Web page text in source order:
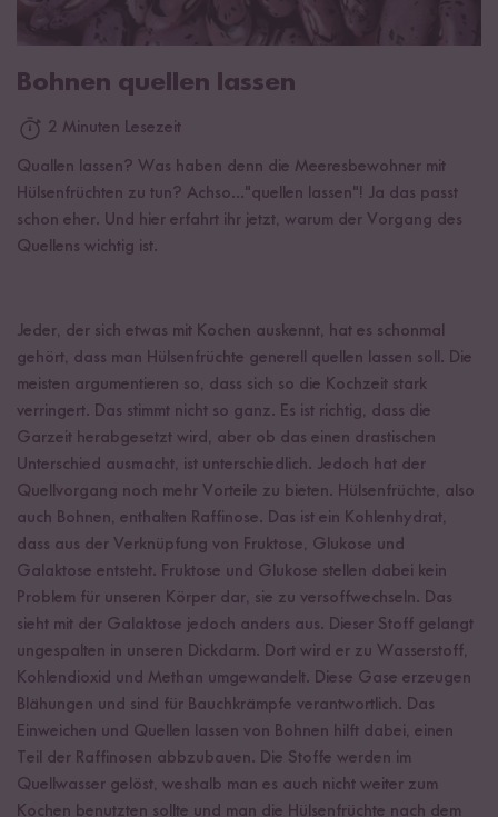
Bohnen quellen lassen
2 Minuten Lesezeit
Quallen lassen? Was haben denn die Meeresbewohner mit
Hülsenfrüchten zu tun? Achso..."quellen lassen"! Ja das passt
schon eher. Und hier erfahrt ihr jetzt, warum der Vorgang des
Quellens wichtig ist.
Jeder, der sich etwas mit Kochen auskennt, hat es schonmal
gehört, dass man Hülsenfrüchte generell quellen lassen soll. Die
meisten argumentieren so, dass sich so die Kochzeit stark
verringert. Das stimmt nicht so ganz. Es ist richtig, dass die
Garzeit herabgesetzt wird, aber ob das einen drastischen
Unterschied ausmacht, ist unterschiedlich. Jedoch hat der
Quellvorgang noch mehr Vorteile zu bieten. Hülsenfrüchte, also
auch Bohnen, enthalten Raffinose. Das ist ein Kohlenhydrat,
dass aus der Verknüpfung von Fruktose, Glukose und
Galaktose entsteht. Fruktose und Glukose stellen dabei kein
Problem für unseren Körper dar, sie zu versoffwechseln. Das
sieht mit der Galaktose jedoch anders aus. Dieser Stoff gelangt
ungespalten in unseren Dickdarm. Dort wird er zu Wasserstoff,
Kohlendioxid und Methan umgewandelt. Diese Gase erzeugen
Blähungen und sind für Bauchkrämpfe verantwortlich. Das
Einweichen und Quellen lassen von Bohnen hilft dabei, einen
Teil der Raffinosen abbzubauen. Die Stoffe werden im
Quellwasser gelöst, weshalb man es auch nicht weiter zum
Kochen benutzten sollte und man die Hülsenfrüchte nach dem